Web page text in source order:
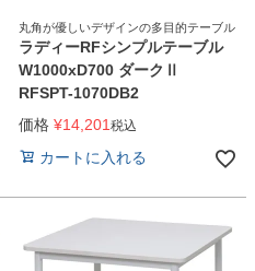
丸角が優しいデザインの多目的テーブル
ラディーRFシンプルテーブル
W1000xD700 ダークⅡ
RFSPT-1070DB2
価格 ¥14,201税込
カートに入れる